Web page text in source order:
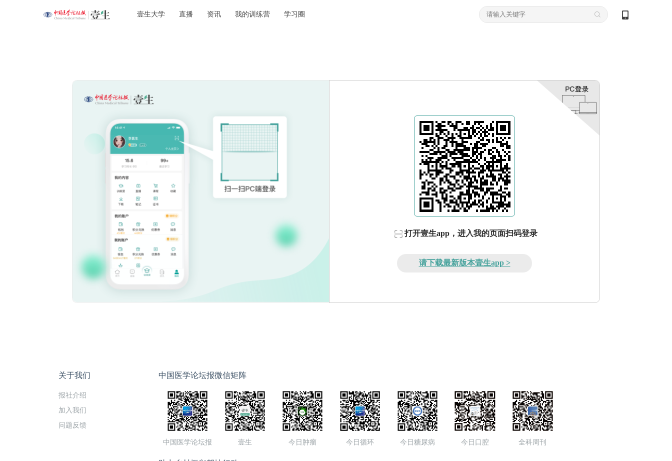
壹生大学 直播 资讯 我的训练营 学习圈
打开壹生app，进入我的页面扫码登录
请下载最新版本壹生app >
关于我们
报社介绍
加入我们
问题反馈
中国医学论坛报微信矩阵
中国医学论坛报 壹生 今日肿瘤 今日循环 今日糖尿病 今日口腔 全科周刊